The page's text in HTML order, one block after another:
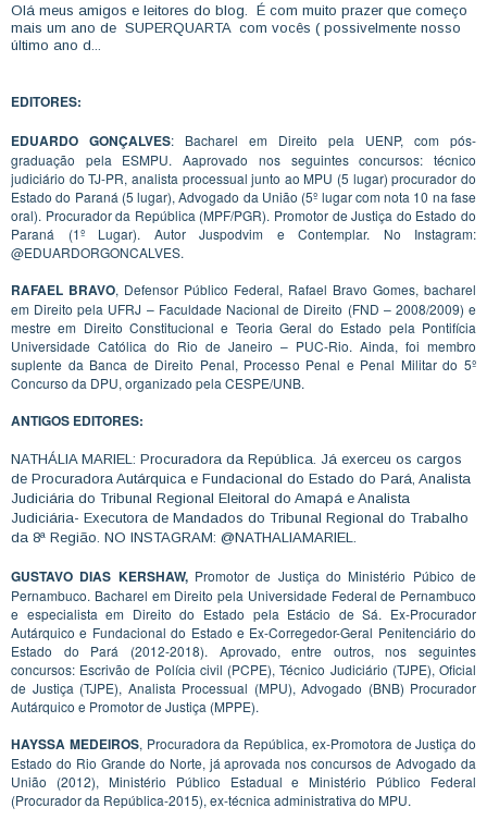
Olá meus amigos e leitores do blog. É com muito prazer que começo
mais um ano de SUPERQUARTA com vocês ( possivelmente nosso
último ano d...
EDITORES:
EDUARDO GONÇALVES: Bacharel em Direito pela UENP, com pós-
graduação pela ESMPU. Aaprovado nos seguintes concursos: técnico
judiciário do TJ-PR, analista processual junto ao MPU (5 lugar) procurador do
Estado do Paraná (5 lugar), Advogado da União (5º lugar com nota 10 na fase
oral). Procurador da República (MPF/PGR). Promotor de Justiça do Estado do
Paraná (1º Lugar). Autor Juspodvim e Contemplar. No Instagram:
@EDUARDORGONCALVES.
RAFAEL BRAVO, Defensor Público Federal, Rafael Bravo Gomes, bacharel
em Direito pela UFRJ – Faculdade Nacional de Direito (FND – 2008/2009) e
mestre em Direito Constitucional e Teoria Geral do Estado pela Pontifícia
Universidade Católica do Rio de Janeiro – PUC-Rio. Ainda, foi membro
suplente da Banca de Direito Penal, Processo Penal e Penal Militar do 5º
Concurso da DPU, organizado pela CESPE/UNB.
ANTIGOS EDITORES:
NATHÁLIA MARIEL: Procuradora da República. Já exerceu os cargos
de Procuradora Autárquica e Fundacional do Estado do Pará, Analista
Judiciária do Tribunal Regional Eleitoral do Amapá e Analista
Judiciária- Executora de Mandados do Tribunal Regional do Trabalho
da 8ª Região. NO INSTAGRAM: @NATHALIAMARIEL.
GUSTAVO DIAS KERSHAW, Promotor de Justiça do Ministério Púbico de
Pernambuco. Bacharel em Direito pela Universidade Federal de Pernambuco
e especialista em Direito do Estado pela Estácio de Sá. Ex-Procurador
Autárquico e Fundacional do Estado e Ex-Corregedor-Geral Penitenciário do
Estado do Pará (2012-2018). Aprovado, entre outros, nos seguintes
concursos: Escrivão de Polícia civil (PCPE), Técnico Judiciário (TJPE), Oficial
de Justiça (TJPE), Analista Processual (MPU), Advogado (BNB) Procurador
Autárquico e Promotor de Justiça (MPPE).
HAYSSA MEDEIROS, Procuradora da República, ex-Promotora de Justiça do
Estado do Rio Grande do Norte, já aprovada nos concursos de Advogado da
União (2012), Ministério Público Estadual e Ministério Público Federal
(Procurador da República-2015), ex-técnica administrativa do MPU.